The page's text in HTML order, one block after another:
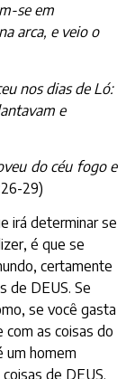
se em
arca, e veio o
nos dias de Ló:
e
do céu fogo e
29)
irá determinar se
é que se
certamente
de DEUS. Se
se você gasta
com as coisas do
um homem
de DEUS.